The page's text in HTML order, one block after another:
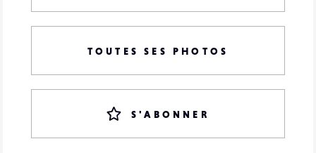
TOUTES SES PHOTOS
S'ABONNER